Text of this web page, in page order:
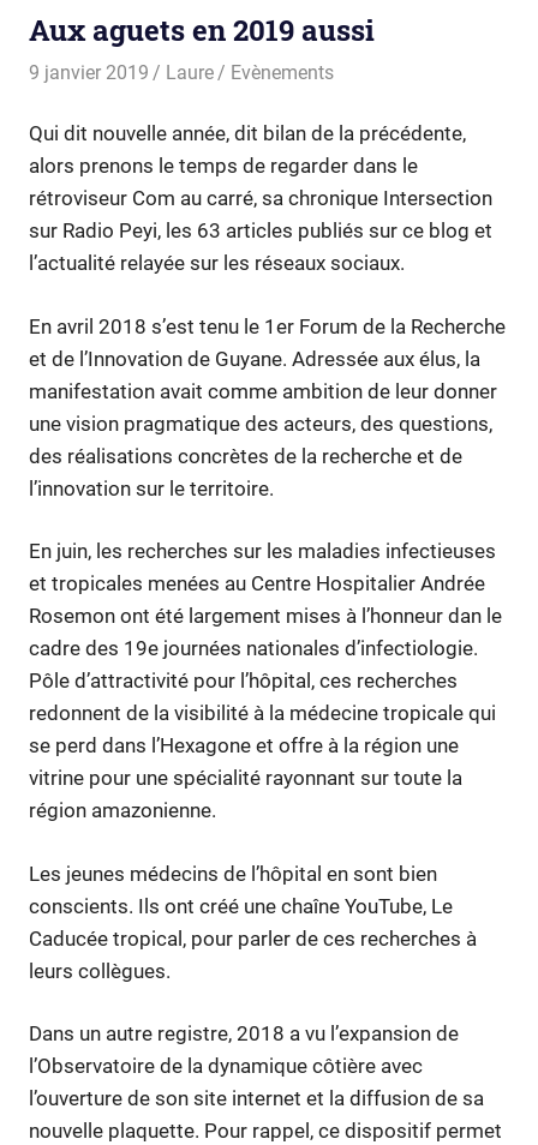
Aux aguets en 2019 aussi
9 janvier 2019 Laure Evènements
Qui dit nouvelle année, dit bilan de la précédente,
alors prenons le temps de regarder dans le
rétroviseur Com au carré, sa chronique Intersection
sur Radio Peyi, les 63 articles publiés sur ce blog et
l’actualité relayée sur les réseaux sociaux.
En avril 2018 s’est tenu le 1er Forum de la Recherche
et de l’Innovation de Guyane. Adressée aux élus, la
manifestation avait comme ambition de leur donner
une vision pragmatique des acteurs, des questions,
des réalisations concrètes de la recherche et de
l’innovation sur le territoire.
En juin, les recherches sur les maladies infectieuses
et tropicales menées au Centre Hospitalier Andrée
Rosemon ont été largement mises à l’honneur dan le
cadre des 19e journées nationales d’infectiologie.
Pôle d’attractivité pour l’hôpital, ces recherches
redonnent de la visibilité à la médecine tropicale qui
se perd dans l’Hexagone et offre à la région une
vitrine pour une spécialité rayonnant sur toute la
région amazonienne.
Les jeunes médecins de l’hôpital en sont bien
conscients. Ils ont créé une chaîne YouTube, Le
Caducée tropical, pour parler de ces recherches à
leurs collègues.
Dans un autre registre, 2018 a vu l’expansion de
l’Observatoire de la dynamique côtière avec
l’ouverture de son site internet et la diffusion de sa
nouvelle plaquette. Pour rappel, ce dispositif permet